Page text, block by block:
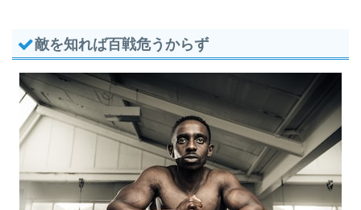
敵を知れば百戦危うからず